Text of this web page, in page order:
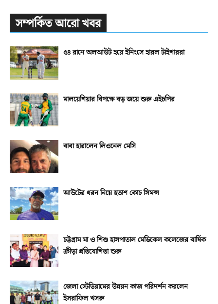
সম্পর্কিত আরো খবর
৫৪ রানে অলআউট হয়ে ইনিংসে হারল টাইগাররা
মালয়েশিয়ার বিপক্ষে বড় জয়ে শুরু এইচপির
বাবা হারালেন লিওনেল মেসি
আউটের ধরন নিয়ে হতাশ কোচ সিমন্স
চট্টগ্রাম মা ও শিশু হাসপাতাল মেডিকেল কলেজের বার্ষিক
ক্রীড়া প্রতিযোগিতা শুরু
জেলা স্টেডিয়ামের উন্নয়ন কাজ পরিদর্শন করলেন
ইসরাফিল খসরু